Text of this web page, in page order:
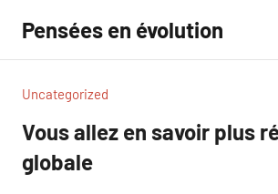
contenu
Pensées en évolution
Uncategorized
Vous allez en savoir plus
globale